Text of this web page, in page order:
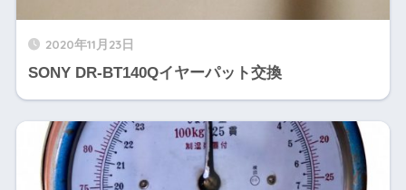
2020年11月23日
SONY DR-BT140Qイヤーパット交換